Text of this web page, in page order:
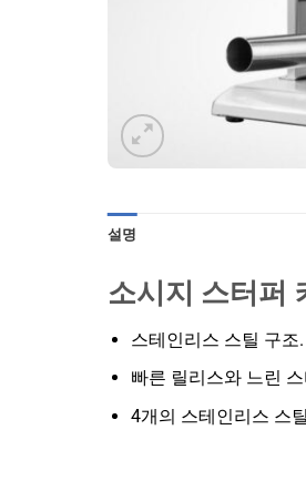
설명
소시지 스터퍼
스테인리스 스틸 구조.
빠른 릴리스와 느린
4개의 스테인리스 스